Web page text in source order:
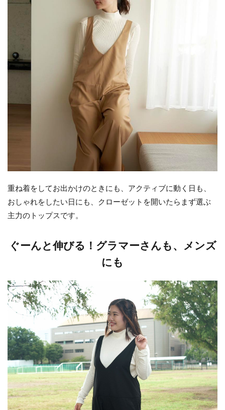
重ね着をしてお出かけのときにも、アクティブに動く日も、
おしゃれをしたい日にも、クローゼットを開いたらまず選ぶ
主力のトップスです。
ぐーんと伸びる！グラマーさんも、メンズ
にも